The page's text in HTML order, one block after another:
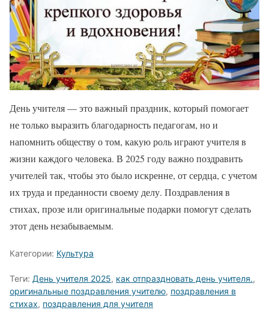
День учителя — это важный праздник, который помогает
не только выразить благодарность педагогам, но и
напомнить обществу о том, какую роль играют учителя в
жизни каждого человека. В 2025 году важно поздравить
учителей так, чтобы это было искренне, от сердца, с учетом
их труда и преданности своему делу. Поздравления в
стихах, прозе или оригинальные подарки помогут сделать
этот день незабываемым.
Категории: Культура
Теги: День учителя 2025, как отпраздновать день учителя.,
оригинальные поздравления учителю, поздравления в
стихах, поздравления для учителя